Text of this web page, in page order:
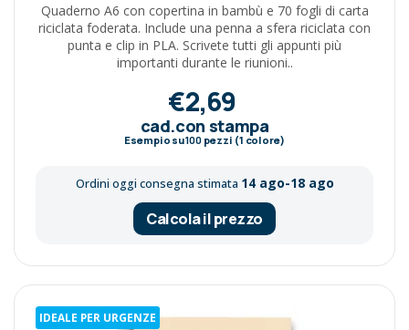
Quaderno A6 con copertina in bambù e 70 fogli di carta
riciclata foderata. Include una penna a sfera riciclata con
punta e clip in PLA. Scrivete tutti gli appunti più
importanti durante le riunioni..
€2,69
cad.con stampa
Esempio su100pezzi (1 colore)
Ordini oggi consegna stimata 14 ago-18 ago
Calcola il prezzo
IDEALE PER URGENZE